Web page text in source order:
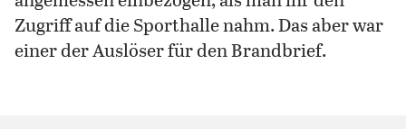
Zugriff auf die Sporthalle nahm. Das aber war
einer der Auslöser für den Brandbrief.